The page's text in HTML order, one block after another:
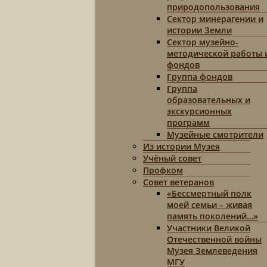
природопользования
Сектор минерагении и
истории Земли
Сектор музейно-
методической работы
фондов
Группа фондов
Группа
образовательных и
экскурсионных
программ
Музейные смотрители
Из истории Музея
Учёный совет
Профком
Совет ветеранов
«Бессмертный полк
моей семьи – живая
память поколений…»
Участники Великой
Отечественной войны
Музея Землеведения
МГУ